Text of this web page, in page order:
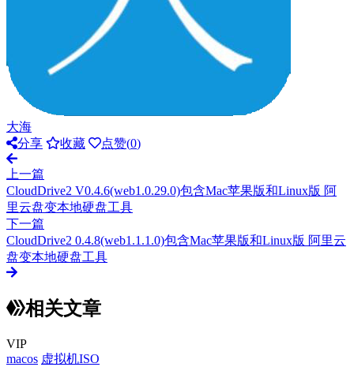
大海
分享
收藏 点赞(0)
上一篇
CloudDrive2 V0.4.6(web1.0.29.0)包含Mac苹果版和Linux版 阿
里云盘变本地硬盘工具
下一篇
CloudDrive2 0.4.8(web1.1.1.0)包含Mac苹果版和Linux版 阿里云
盘变本地硬盘工具
相关文章
VIP
macos 虚拟机ISO